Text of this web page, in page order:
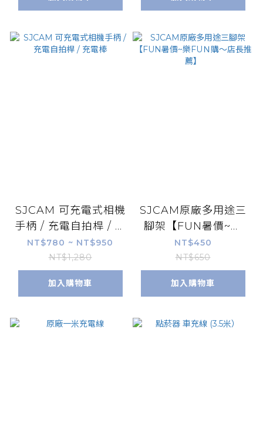
SJCAM 可充電式相機
手柄 / 充電自拍桿 / 充
電棒
NT$780 ~ NT$950
NT$1,280
加入購物車
SJCAM原廠多用途三
腳架【FUN暑價~樂
FUＮ購～店長推薦】
NT$450
NT$650
加入購物車